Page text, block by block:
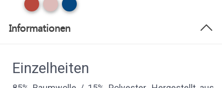
Informationen
Einzelheiten